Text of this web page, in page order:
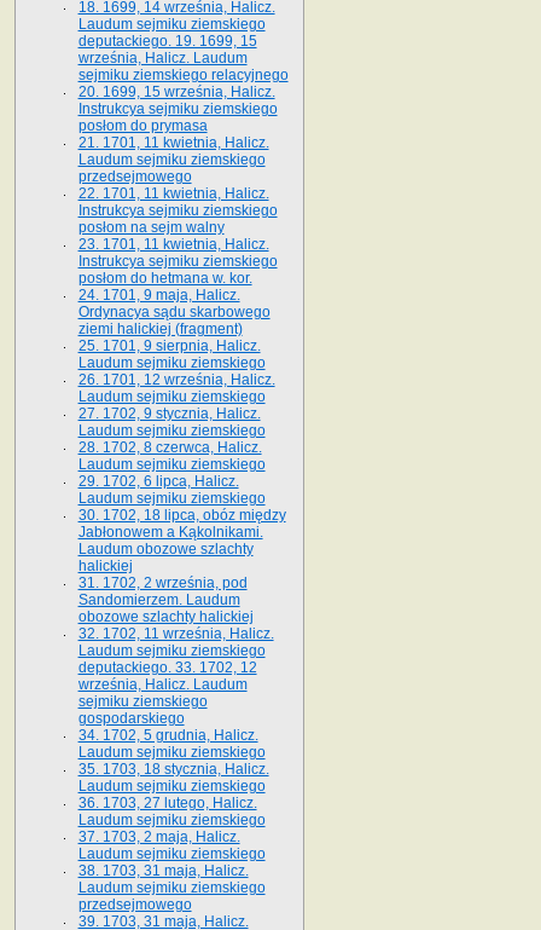
18. 1699, 14 września, Halicz.
Laudum sejmiku ziemskiego
deputackiego. 19. 1699, 15
września, Halicz. Laudum
sejmiku ziemskiego relacyjnego
20. 1699, 15 września, Halicz.
Instrukcya sejmiku ziemskiego
posłom do prymasa
21. 1701, 11 kwietnia, Halicz.
Laudum sejmiku ziemskiego
przedsejmowego
22. 1701, 11 kwietnia, Halicz.
Instrukcya sejmiku ziemskiego
posłom na sejm walny
23. 1701, 11 kwietnia, Halicz.
Instrukcya sejmiku ziemskiego
posłom do hetmana w. kor.
24. 1701, 9 maja, Halicz.
Ordynacya sądu skarbowego
ziemi halickiej (fragment)
25. 1701, 9 sierpnia, Halicz.
Laudum sejmiku ziemskiego
26. 1701, 12 września, Halicz.
Laudum sejmiku ziemskiego
27. 1702, 9 stycznia, Halicz.
Laudum sejmiku ziemskiego
28. 1702, 8 czerwca, Halicz.
Laudum sejmiku ziemskiego
29. 1702, 6 lipca, Halicz.
Laudum sejmiku ziemskiego
30. 1702, 18 lipca, obóz między
Jabłonowem a Kąkolnikami.
Laudum obozowe szlachty
halickiej
31. 1702, 2 września, pod
Sandomierzem. Laudum
obozowe szlachty halickiej
32. 1702, 11 września, Halicz.
Laudum sejmiku ziemskiego
deputackiego. 33. 1702, 12
września, Halicz. Laudum
sejmiku ziemskiego
gospodarskiego
34. 1702, 5 grudnia, Halicz.
Laudum sejmiku ziemskiego
35. 1703, 18 stycznia, Halicz.
Laudum sejmiku ziemskiego
36. 1703, 27 lutego, Halicz.
Laudum sejmiku ziemskiego
37. 1703, 2 maja, Halicz.
Laudum sejmiku ziemskiego
38. 1703, 31 maja, Halicz.
Laudum sejmiku ziemskiego
przedsejmowego
39. 1703, 31 maja, Halicz.